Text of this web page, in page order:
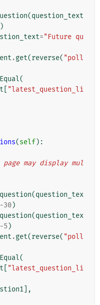
(question_text
)
="Future qu
.get(reverse( "poll
(
"latest_question_li
(self):
(question_tex
30)
(question_tex
5 )
.get(reverse( "poll
(
"latest_question_li
],